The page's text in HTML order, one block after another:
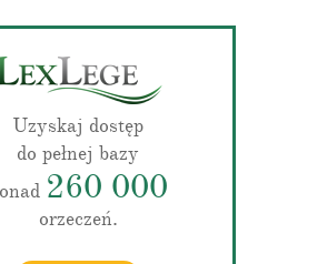
Uzyskaj dostęp
do pełnej bazy
260 000
orzeczeń.